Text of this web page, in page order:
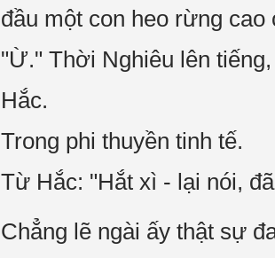
đầu một con heo rừng
"Ừ." Thời Nghiêu lên
Hắc.
Trong phi thuyền tinh tế.
Từ Hắc: "Hắt xì - lại nói,
Chẳng lẽ ngài ấy thật sự